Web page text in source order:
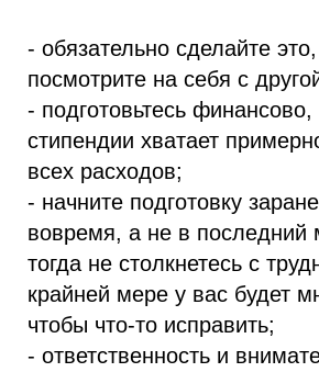
- обязательно сделайте
посмотрите на себя с
- подготовьтесь
стипендии хватает
всех расходов;
- начните подготовку
вовремя, а не в последний
тогда не столкнетесь с
крайней мере у вас будет
чтобы что-то исправить;
- ответственность и